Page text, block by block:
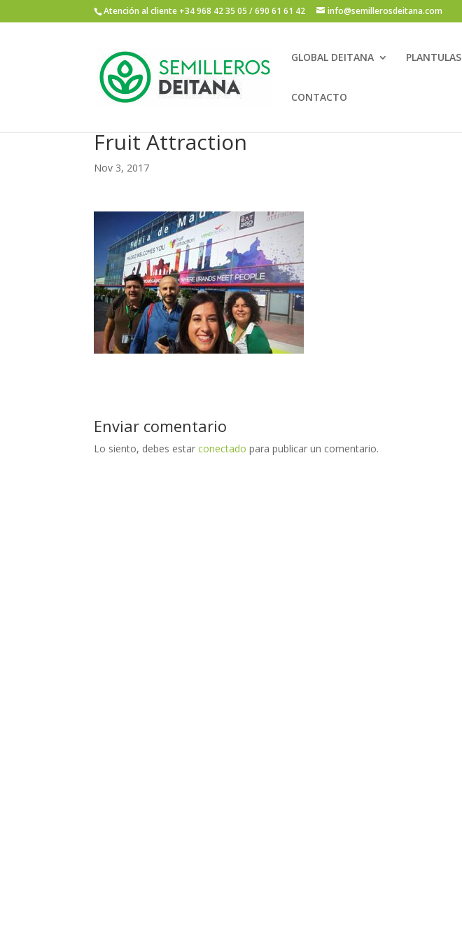
Atención al cliente +34 968 42 35 05 / 690 61 61 42 info@semillerosdeitana.com
GLOBAL DEITANA PLANTULAS
CONTACTO
Fruit Attraction
Nov 3, 2017
Enviar comentario
Lo siento, debes estarconectado para publicar un comentario.